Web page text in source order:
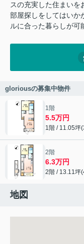
スの充実した住まいを
部屋探しをしてはいか
ルに合った暮らしが可
gloriousの募集中物件
1階
5.5万円
1階 / 11.05坪
2階
6.3万円
2階 / 13.11坪
地図